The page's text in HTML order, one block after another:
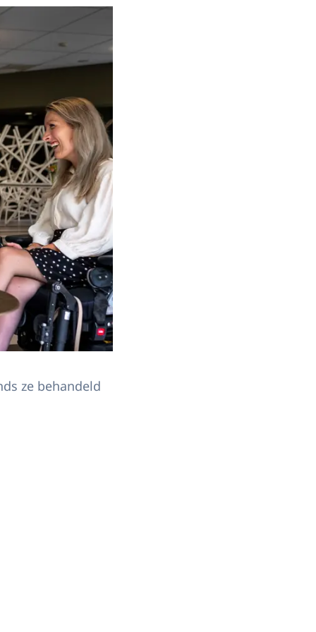
van spierziekten aantrekken en behouden. Prinses Beatrix is bij de
ze behandeld